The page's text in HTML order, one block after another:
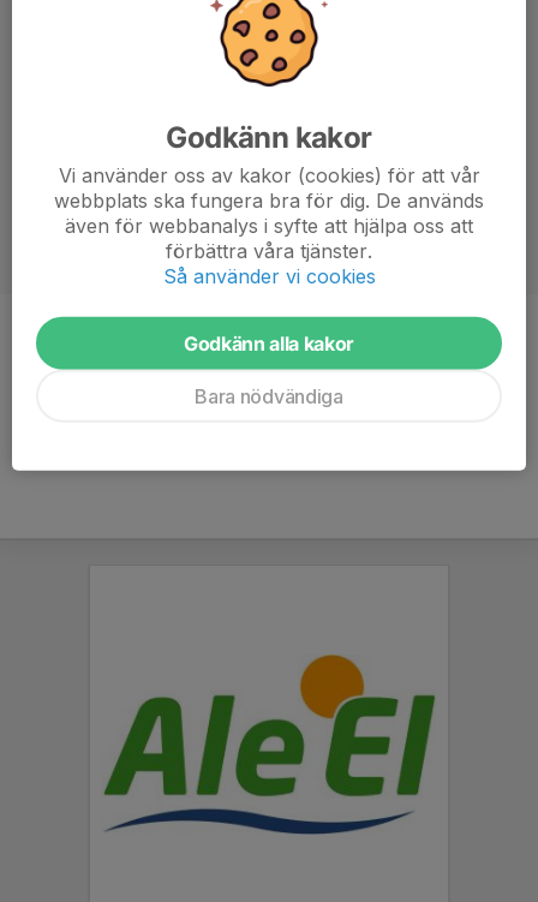
Position
-
Godkänn kakor
Vi använder oss av kakor (cookies) för att vår
webbplats ska fungera bra för dig. De används
även för webbanalys i syfte att hjälpa oss att
förbättra våra tjänster.
Så använder vi cookies
Godkänn alla kakor
Bara nödvändiga